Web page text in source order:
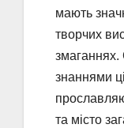
мають
творчих
змаганнях.
знаннями
та місто